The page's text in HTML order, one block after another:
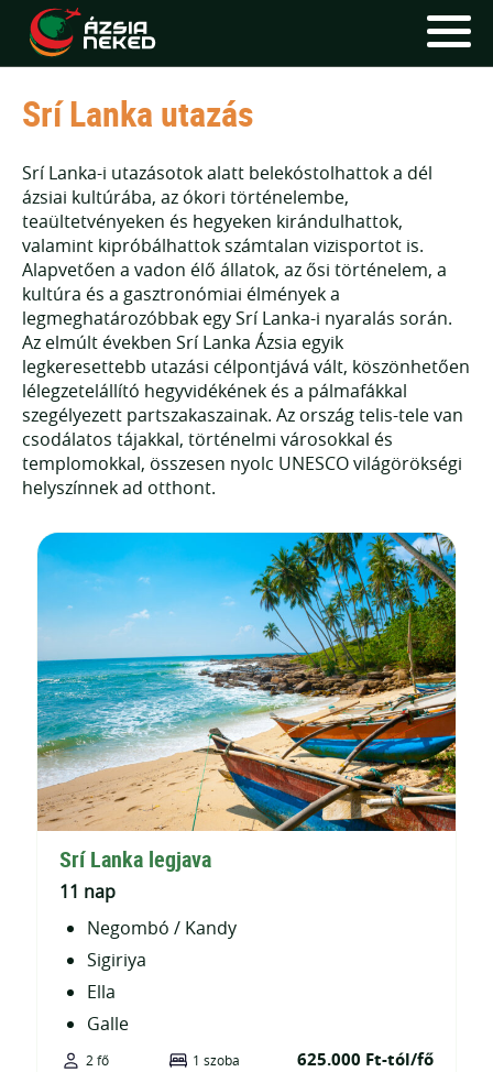
FŐOLDAL
HÍRLEVÉL
BLOG
RÓLUNK
KÉPEK
"Az utakat tudjuk európai
Srí Lanka utazás
Srí Lanka-i utazásotok alatt belekóstolhattok a dél
ázsiai kultúrába, az ókori történelembe,
teaültetvényeken és hegyeken kirándulhattok,
valamint kipróbálhattok számtalan vizisportot is.
Alapvetően a vadon élő állatok, az ősi történelem, a
kultúra és a gasztronómiai élmények a
legmeghatározóbbak egy Srí Lanka-i nyaralás során.
Az elmúlt években Srí Lanka Ázsia egyik
legkeresettebb utazási célpontjává vált, köszönhetően
lélegzetelállító hegyvidékének és a pálmafákkal
szegélyezett partszakaszainak. Az ország telis-tele van
csodálatos tájakkal, történelmi városokkal és
templomokkal, összesen nyolc UNESCO világörökségi
helyszínnek ad otthont.
Srí Lanka legjava
11 nap
Negombó / Kandy
Sigiriya
Ella
Galle
2 fő 1 szoba 625.000 Ft-tól/fő